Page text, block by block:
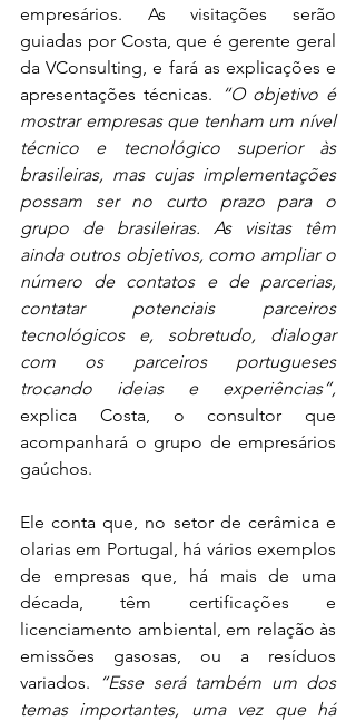
empresários. As visitações serão
guiadas por Costa, que é gerente geral
da VConsulting, e fará as explicações e
apresentações técnicas.
“O objetivo é
mostrar empresas que tenham um nível
técnico e tecnológico superior às
brasileiras, mas cujas implementações
possam ser no curto prazo para o
grupo de brasileiras. As visitas têm
ainda outros objetivos, como ampliar o
número de contatos e de parcerias,
contatar potenciais parceiros
tecnológicos e, sobretudo, dialogar
com os parceiros portugueses
explica Costa, o consultor que
acompanhará o grupo de empresários
gaúchos.
Ele conta que, no setor de cerâmica e
olarias em Portugal, há vários exemplos
de empresas que, há mais de uma
década, têm certificações e
licenciamento ambiental, em relação às
emissões gasosas, ou a resíduos
variados.
“Esse será também um dos
temas importantes, uma vez que há